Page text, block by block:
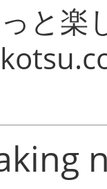
と楽